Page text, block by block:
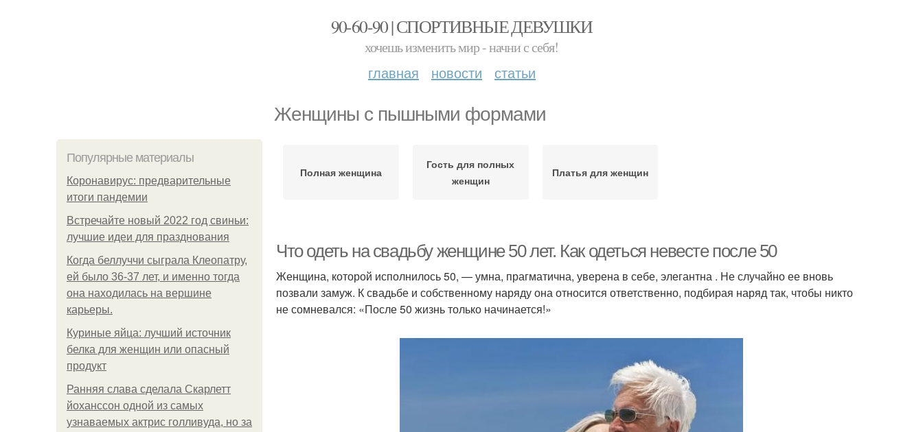
90-60-90 | СПОРТИВНЫЕ ДЕВУШКИ
хочешь изменить мир - начни с себя!
главная новости статьи
Женщины с пышными формами
Популярные материалы
Коронавирус: предварительные
итоги пандемии
Встречайте новый 2022 год свиньи:
лучшие идеи для празднования
Когда беллуччи сыграла Клеопатру,
ей было 36-37 лет, и именно тогда
она находилась на вершине
карьеры.
Куриные яйца: лучший источник
белка для женщин или опасный
продукт
Ранняя слава сделала Скарлетт
йоханссон одной из самых
узнаваемых актрис голливуда, но за
Полная женщина
Гость для полных
женщин
Платья для женщин
Что одеть на свадьбу женщине 50 лет. Как одеться невесте после 50
Женщина, которой исполнилось 50, — умна, прагматична, уверена в себе, элегантна . Не случайно ее вновь
позвали замуж. К свадьбе и собственному наряду она относится ответственно, подбирая наряд так, чтобы никто
не сомневался: «После 50 жизнь только начинается!»